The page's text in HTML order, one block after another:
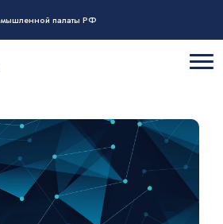
палаты РФ